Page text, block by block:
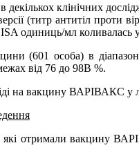
декількох клінічних
(титр антитіл проти
одиниць/мл коливалась
(601 особа) в
від 76 до 98В %.
на вакцину ВАРІВАКС у
отримали вакцину